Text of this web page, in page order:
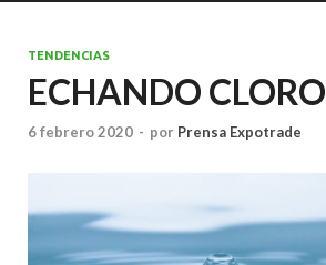
TENDENCIAS
ECHANDO CLORO
6 febrero 2020 - por Prensa Expotrade